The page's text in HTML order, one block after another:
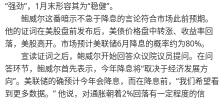
“强劲”，1月末形容其为“稳健”。
鲍威尔这番暗示不急于降息的言论符合市场此前预期。
他的证词在美股盘前发布后，美债价格盘中转涨、收益率回
落，美股高开。市场预计美联储6月降息的概率约为80%。
宣读证词之后，鲍威尔开始回答众议院议员提问。在问
答环节，鲍威尔首先表示，今年降息将“取决于经济发展方
向”。美联储的确预计今年会降息，而在降息前，“我们希望看
到更多数据。” 他说，对通胀朝着2%回落有一定程度的信